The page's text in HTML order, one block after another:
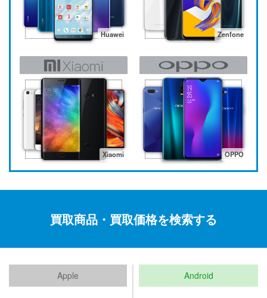
Huawei Zenfone
Xiaomi OPPO
買取商品・買取価格を検索する
Apple Android